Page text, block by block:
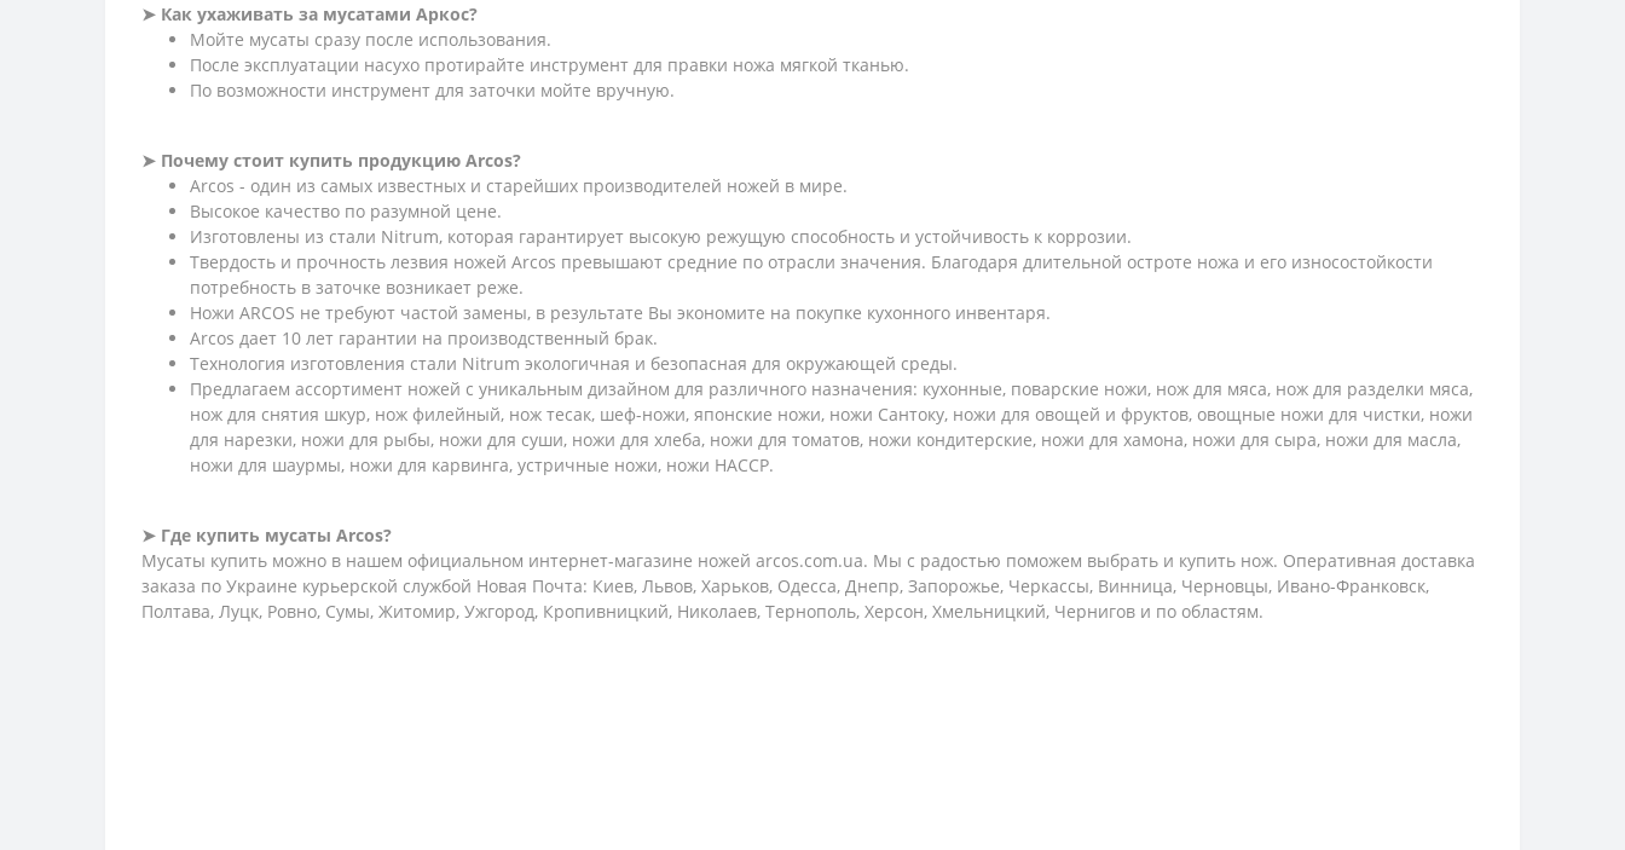
➤ Как ухаживать за мусатами Аркос?
Мойте мусаты сразу после использования.
После эксплуатации насухо протирайте инструмент для правки ножа мягкой тканью.
По возможности инструмент для заточки мойте вручную.
➤ Почему стоит купить продукцию Arcos?
Arcos - один из самых известных и старейших производителей ножей в мире.
Высокое качество по разумной цене.
Изготовлены из стали Nitrum, которая гарантирует высокую режущую способность и устойчивость к коррозии.
Твердость и прочность лезвия ножей Arcos превышают средние по отрасли значения. Благодаря длительной остроте ножа и его износостойкости
потребность в заточке возникает реже.
Ножи ARCOS не требуют частой замены, в результате Вы экономите на покупке кухонного инвентаря.
Arcos дает 10 лет гарантии на производственный брак.
Технология изготовления стали Nitrum экологичная и безопасная для окружающей среды.
Предлагаем ассортимент ножей с уникальным дизайном для различного назначения: кухонные, поварские ножи, нож для мяса, нож для разделки мяса,
нож для снятия шкур, нож филейный, нож тесак, шеф-ножи, японские ножи, ножи Сантоку, ножи для овощей и фруктов, овощные ножи для чистки, ножи
для нарезки, ножи для рыбы, ножи для суши, ножи для хлеба, ножи для томатов, ножи кондитерские, ножи для хамона, ножи для сыра, ножи для масла,
ножи для шаурмы, ножи для карвинга, устричные ножи, ножи HACCP.
➤ Где купить мусаты Arcos?
Мусаты купить можно в нашем официальном интернет-магазине ножей arcos.com.ua. Мы с радостью поможем выбрать и купить нож. Оперативная доставка
заказа по Украине курьерской службой Новая Почта: Киев, Львов, Харьков, Одесса, Днепр, Запорожье, Черкассы, Винница, Черновцы, Ивано-Франковск,
Полтава, Луцк, Ровно, Сумы, Житомир, Ужгород, Кропивницкий, Николаев, Тернополь, Херсон, Хмельницкий, Чернигов и по областям.